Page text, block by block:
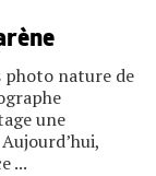
photo nature de
une
...